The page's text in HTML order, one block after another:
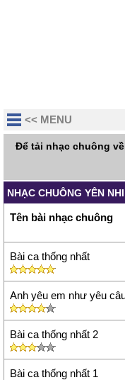
<< MENU
Để tải nhạc chuông
NHẠC CHUÔNG YÊN
Tên bài nhạc chuông
Bài ca thống nhất
Anh yêu em như yêu
Bài ca thống nhất 2
Bài ca thống nhất 1